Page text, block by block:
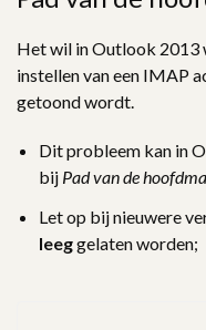
Het wil in Outlook 2013
instellen van een IMAP
getoond wordt.
Dit probleem kan in
bij Pad van de
Let op bij nieuwere
leeggelaten worden;